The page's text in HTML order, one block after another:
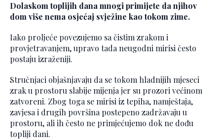
Dolaskom toplijih dana mnogi primijete da njihov
dom više nema osjećaj svježine kao tokom zime.
Iako proljeće povezujemo sa čistim zrakom i
provjetravanjem, upravo tada neugodni mirisi često
postaju izraženiji.
Stručnjaci objašnjavaju da se tokom hladnijih mjeseci
zrak u prostoru slabije mijenja jer su prozori većinom
zatvoreni. Zbog toga se mirisi iz tepiha, namještaja,
zavjesa i drugih površina postepeno zadržavaju u
prostoru, ali ih često ne primjećujemo dok ne dođu
topliji dani.